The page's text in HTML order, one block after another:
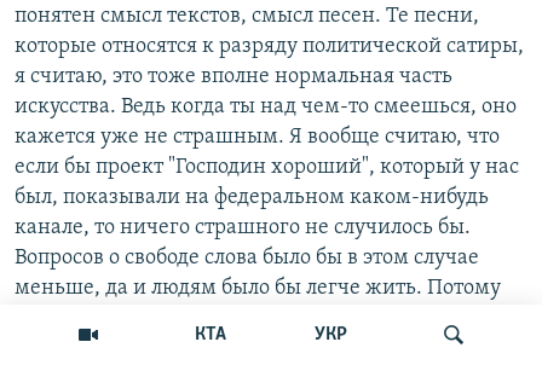
КТА УКР
понятен смысл текстов, смысл песен. Те песни,
которые относятся к разряду политической сатиры,
я считаю, это тоже вполне нормальная часть
искусства. Ведь когда ты над чем-то смеешься, оно
кажется уже не страшным. Я вообще считаю, что
если бы проект "Господин хороший", который у нас
был, показывали на федеральном каком-нибудь
канале, то ничего страшного не случилось бы.
Вопросов о свободе слова было бы в этом случае
меньше, да и людям было бы легче жить. Потому